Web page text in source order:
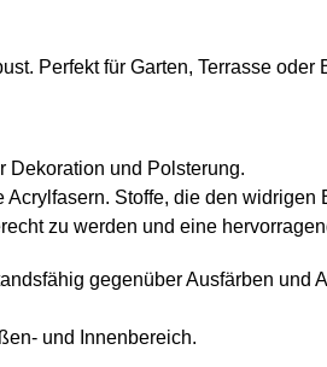
Perfekt für Garten, Terrasse oder
Dekoration und Polsterung.
Stoffe, die den
zu werden und eine
gegenüber Ausfärben
und Innenbereich.